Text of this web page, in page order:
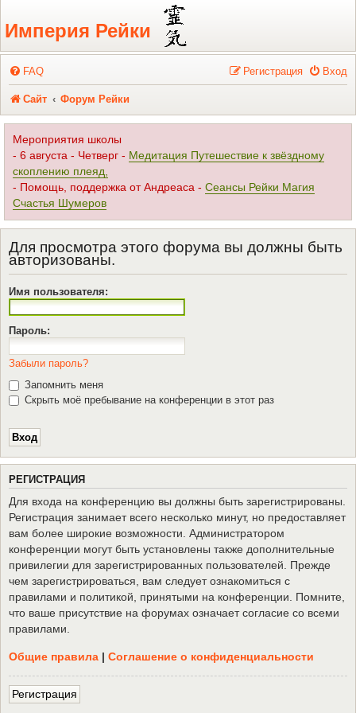
Регистрация
Империя Рейки
FAQ Вход
Регистрация
Сайт Форум Рейки
Мероприятия школы
- 6 августа - Четверг - Медитация Путешествие к звёздному
скоплению плеяд,
- Помощь, поддержка от Андреаса - Сеансы Рейки Магия
Счастья Шумеров
Для просмотра этого форума вы должны быть
авторизованы.
Имя пользователя:
Пароль:
Забыли пароль?
Запомнить меня
Скрыть моё пребывание на конференции в этот раз
РЕГИСТРАЦИЯ
Для входа на конференцию вы должны быть зарегистрированы.
Регистрация занимает всего несколько минут, но предоставляет
вам более широкие возможности. Администратором
конференции могут быть установлены также дополнительные
привилегии для зарегистрированных пользователей. Прежде
чем зарегистрироваться, вам следует ознакомиться с
правилами и политикой, принятыми на конференции. Помните,
что ваше присутствие на форумах означает согласие со всеми
правилами.
Общие правила | Соглашение о конфиденциальности
Регистрация